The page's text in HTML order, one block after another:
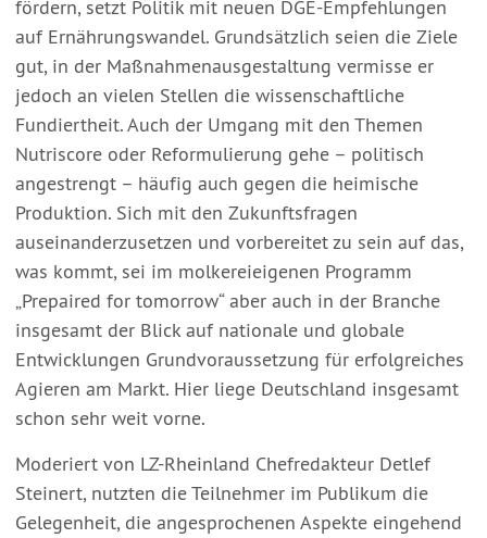
fördern, setzt Politik mit neuen DGE-Empfehlungen
auf Ernährungswandel. Grundsätzlich seien die Ziele
gut, in der Maßnahmenausgestaltung vermisse er
jedoch an vielen Stellen die wissenschaftliche
Fundiertheit. Auch der Umgang mit den Themen
Nutriscore oder Reformulierung gehe – politisch
angestrengt – häufig auch gegen die heimische
Produktion. Sich mit den Zukunftsfragen
auseinanderzusetzen und vorbereitet zu sein auf das,
was kommt, sei im molkereieigenen Programm
„Prepaired for tomorrow“ aber auch in der Branche
insgesamt der Blick auf nationale und globale
Entwicklungen Grundvoraussetzung für erfolgreiches
Agieren am Markt. Hier liege Deutschland insgesamt
schon sehr weit vorne.
Moderiert von LZ-Rheinland Chefredakteur Detlef
Steinert, nutzten die Teilnehmer im Publikum die
Gelegenheit, die angesprochenen Aspekte eingehend